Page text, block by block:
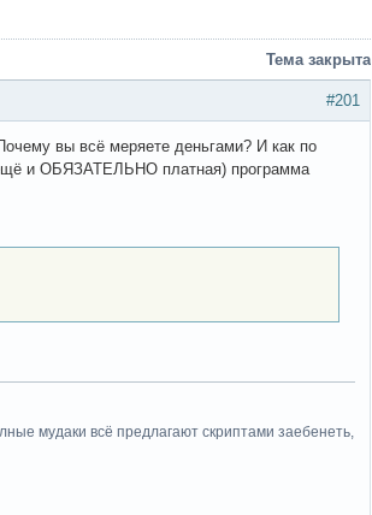
Тема закрыта
#201
вы всё меряете деньгами? И как по
и ОБЯЗАТЕЛЬНО платная) программа
мудаки всё предлагают скриптами заебенеть,